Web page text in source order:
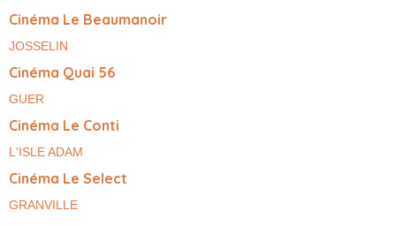
Cinéma Le Beaumanoir
JOSSELIN
Cinéma Quai 56
GUER
Cinéma Le Conti
L'ISLE ADAM
Cinéma Le Select
GRANVILLE